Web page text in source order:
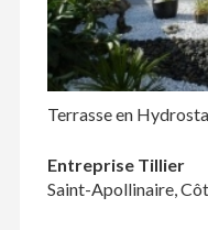
Terrasse en
Entreprise Tillier
Saint-Apollinaire,